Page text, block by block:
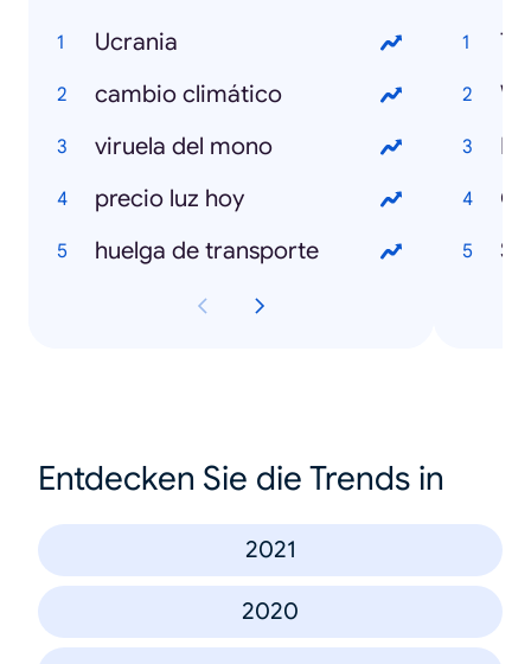
Ucrania
cambio climático
viruela del mono
precio luz hoy
huelga de transporte
Entdecken Sie die Trends in
2021
2020